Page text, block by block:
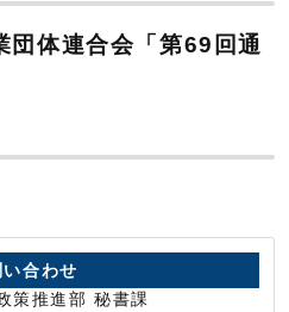
団体連合会「第69回通
い合わせ
策推進部 秘書課